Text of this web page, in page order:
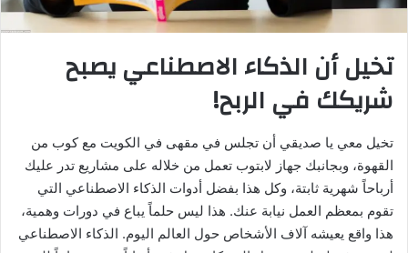
تخيل أن الذكاء الاصطناعي يصبح
شريكك في الربح!
تخيل معي يا صديقي أن تجلس في مقهى في الكويت مع كوب من
القهوة، وبجانبك جهاز لابتوب تعمل من خلاله على مشاريع تدر عليك
أرباحاً شهرية ثابتة، وكل هذا بفضل أدوات الذكاء الاصطناعي التي
تقوم بمعظم العمل نيابة عنك. هذا ليس حلماً يباع في دورات وهمية،
هذا واقع يعيشه آلاف الأشخاص حول العالم اليوم. الذكاء الاصطناعي